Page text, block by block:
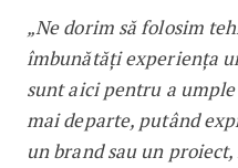
„Ne dorim să folosim
îmbunătăți experiența
sunt aici pentru a
mai departe, putând
un brand sau un